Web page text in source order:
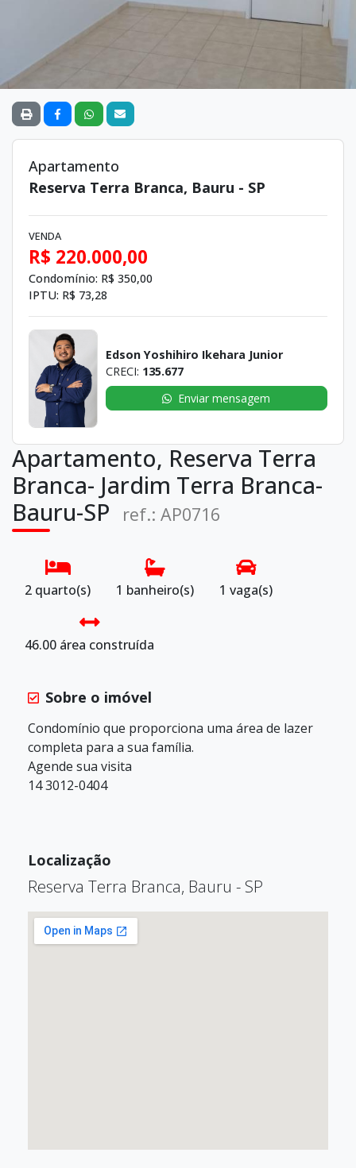
Apartamento
Reserva Terra Branca, Bauru - SP
VENDA
R$ 220.000,00
Condomínio: R$ 350,00
IPTU: R$ 73,28
Edson Yoshihiro Ikehara Junior
CRECI: 135.677
Enviar mensagem
Apartamento, Reserva Terra
Branca- Jardim Terra Branca-
Bauru-SP
ref.: AP0716
2 quarto(s) 1 banheiro(s) 1 vaga(s)
46.00 área construída
Sobre o imóvel
Condomínio que proporciona uma área de lazer
completa para a sua família.
Agende sua visita
14 3012-0404
Localização
Reserva Terra Branca, Bauru - SP